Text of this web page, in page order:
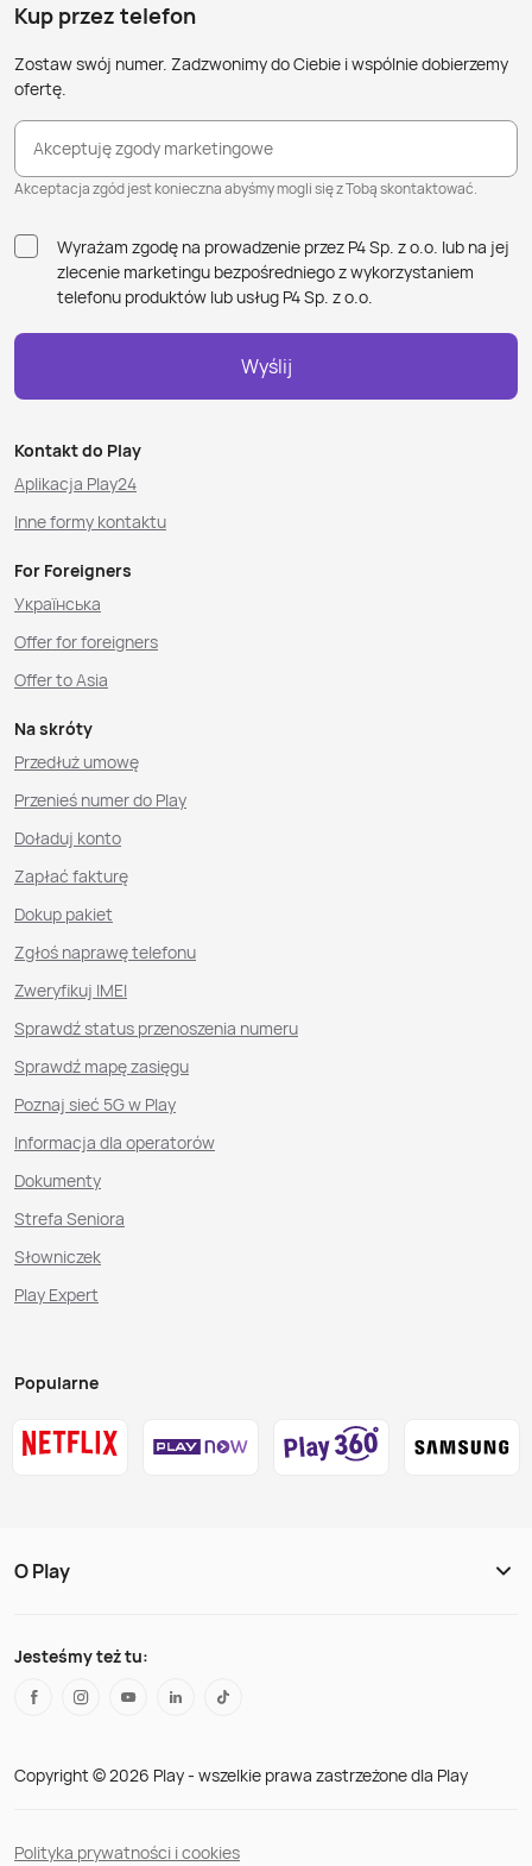
Kup przez telefon
Zostaw swój numer. Zadzwonimy do Ciebie i wspólnie dobierzemy
ofertę.
Akceptuję zgody marketingowe
Akceptacja zgód jest konieczna abyśmy mogli się z Tobą skontaktować.
Wyrażam zgodę na prowadzenie przez P4 Sp. z o.o. lub na jej
zlecenie marketingu bezpośredniego z wykorzystaniem
telefonu produktów lub usług P4 Sp. z o.o.
Wyślij
Kontakt do Play
Aplikacja Play24
Inne formy kontaktu
For Foreigners
Українська
Offer for foreigners
Offer to Asia
Na skróty
Przedłuż umowę
Przenieś numer do Play
Doładuj konto
Zapłać fakturę
Dokup pakiet
Zgłoś naprawę telefonu
Zweryfikuj IMEI
Sprawdź status przenoszenia numeru
Sprawdź mapę zasięgu
Poznaj sieć 5G w Play
Informacja dla operatorów
Dokumenty
Strefa Seniora
Słowniczek
Play Expert
Popularne
O Play
Jesteśmy też tu:
Copyright © 2026 Play - wszelkie prawa zastrzeżone dla Play
Polityka prywatności i cookies